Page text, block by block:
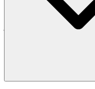
hier geen duizenden
omdat we
je tijd waard is en diepe
eenvoudige, perfecte
minder ruis, meer van de